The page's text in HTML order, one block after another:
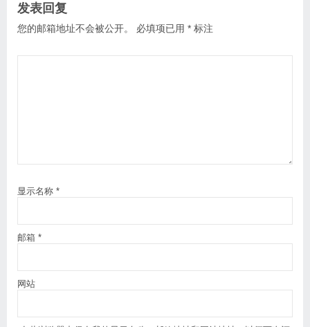
发表回复
您的邮箱地址不会被公开。 必填项已用 * 标注
显示名称 *
邮箱 *
网站